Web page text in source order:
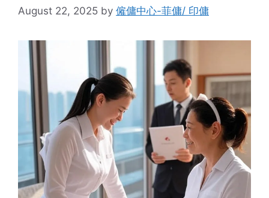
August 22, 2025 by 僱傭中心-菲傭/ 印傭